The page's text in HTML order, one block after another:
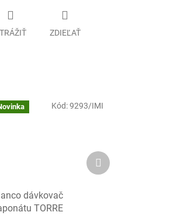
ZDIEĽAŤ
dávkovač
TORRE
Kód:9293/IMI
Ďalší
produkt